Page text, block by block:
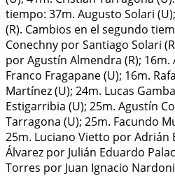
tiempo: 37m. Augusto Solari
(R). Cambios en el segundo
Conechny por Santiago Solari
por Agustín Almendra (R);
Franco Fragapane (U); 16m.
Martínez (U); 24m. Lucas
Estigarribia (U); 25m. Agustín
Tarragona (U); 25m. Facundo
25m. Luciano Vietto por Adrián
Álvarez por Julián Eduardo
Torres por Juan Ignacio Nardoni